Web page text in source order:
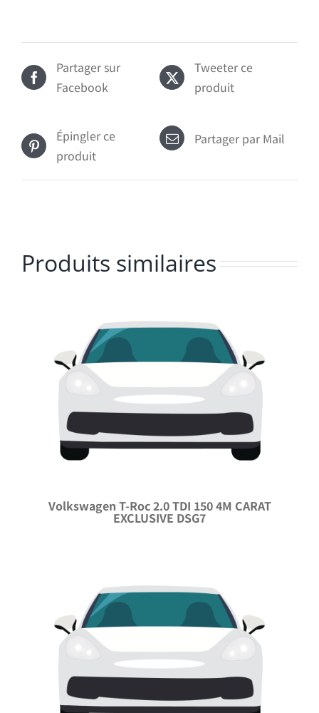
Partager sur
Facebook
Tweeter ce
produit
Épingler ce
produit
Partager par Mail
Produits similaires
Volkswagen T-Roc 2.0 TDI 150 4M CARAT
EXCLUSIVE DSG7